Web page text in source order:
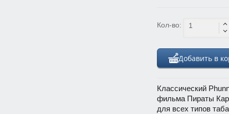
Кол-во:
Добавить в
Классический
фильма Пираты
для всех типов